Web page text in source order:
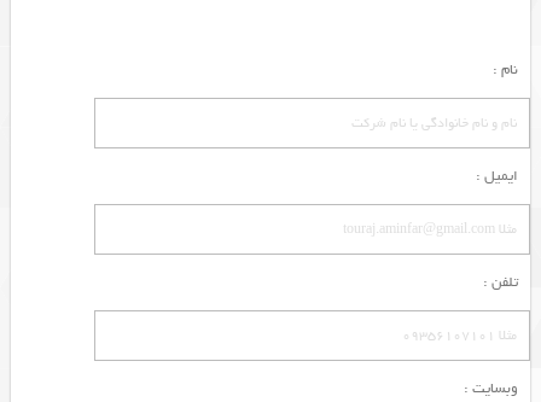
نام :
ایمیل :
تلفن :
وبسایت :